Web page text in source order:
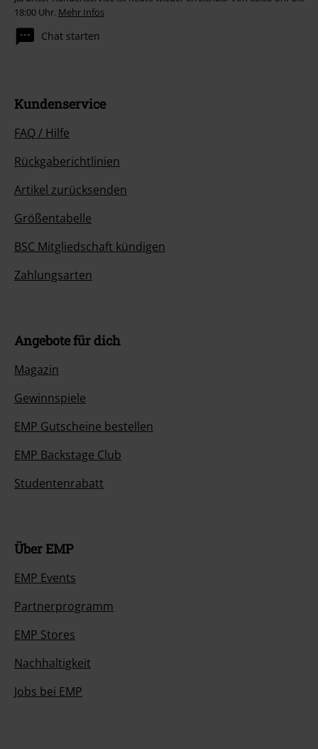
18:00 Uhr. Mehr Infos
Chat starten
Kundenservice
FAQ / Hilfe
Rückgaberichtlinien
Artikel zurücksenden
Größentabelle
BSC Mitgliedschaft kündigen
Zahlungsarten
Angebote für dich
Magazin
Gewinnspiele
EMP Gutscheine bestellen
EMP Backstage Club
Studentenrabatt
Über EMP
EMP Events
Partnerprogramm
EMP Stores
Nachhaltigkeit
Jobs bei EMP